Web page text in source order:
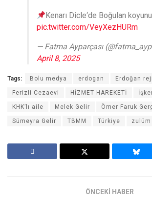
Kenarı Dicle‘de Boğulan
pic.twitter.com/VeyXezHURm
— Fatma Ayparçası
April 8, 2025
Tags: Bolu medya erdogan Erdoğan
Ferizli Cezaevi HİZMET HAREKETİ
KHK’lı aile Melek Gelir Ömer Faruk
Sümeyra Gelir TBMM Türkiye zulüm
ÖNCEKİ HABER